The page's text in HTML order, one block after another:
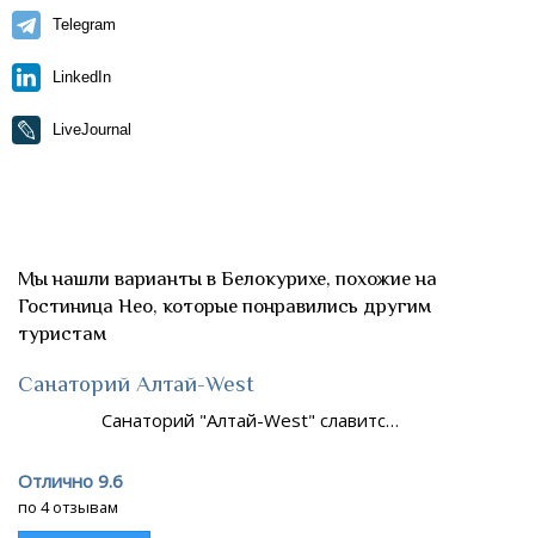
Telegram
LinkedIn
LiveJournal
Мы нашли варианты в Белокурихе, похожие на
Гостиница Нео, которые понравились другим
туристам
Санаторий Алтай-West
Санаторий "Алтай-West" славитс…
Отлично 9.6
по 4 отзывам